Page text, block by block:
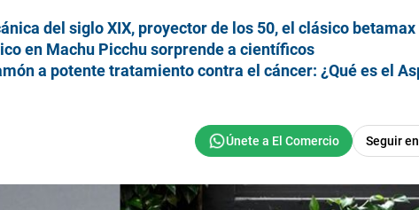
del siglo XIX, proyector de los 50, el clásico
en Machu Picchu sorprende a científicos
a potente tratamiento contra el cáncer: ¿Qué es el
Seguir en